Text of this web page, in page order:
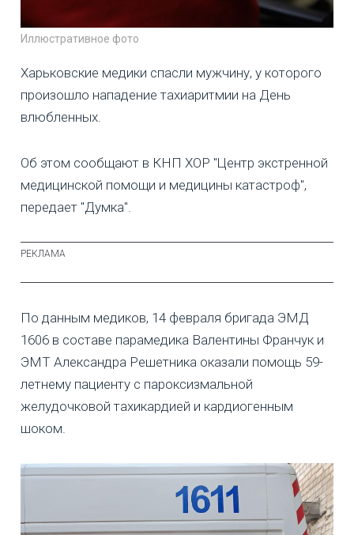
Иллюстративное фото
Харьковские медики спасли мужчину, у которого
произошло нападение тахиаритмии на День
влюбленных.
Об этом сообщают в КНП ХОР "Центр экстренной
медицинской помощи и медицины катастроф",
передает "Думка".
По данным медиков, 14 февраля бригада ЭМД
1606 в составе парамедика Валентины Франчук и
ЭМТ Александра Решетника оказали помощь 59-
летнему пациенту с пароксизмальной
желудочковой тахикардией и кардиогенным
шоком.